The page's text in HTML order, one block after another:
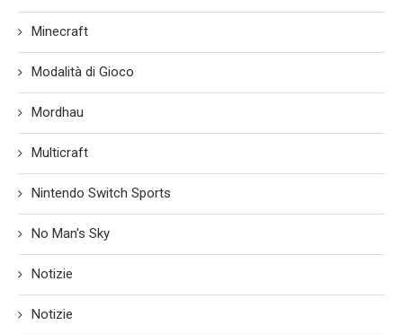
Minecraft
Modalità di Gioco
Mordhau
Multicraft
Nintendo Switch Sports
No Man's Sky
Notizie
Notizie